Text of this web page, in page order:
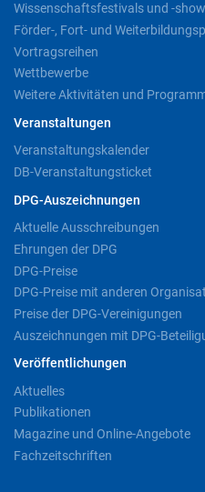
Wissenschaftsfestivals und -
Förder-, Fort- und
Vortragsreihen
Wettbewerbe
Weitere Aktivitäten und
Veranstaltungen
Veranstaltungskalender
DB-Veranstaltungsticket
DPG-Auszeichnungen
Aktuelle Ausschreibungen
Ehrungen der DPG
DPG-Preise
DPG-Preise mit anderen
Preise der DPG-Vereinigungen
Auszeichnungen mit DPG-
Veröffentlichungen
Aktuelles
Publikationen
Magazine und Online-Angebote
Fachzeitschriften